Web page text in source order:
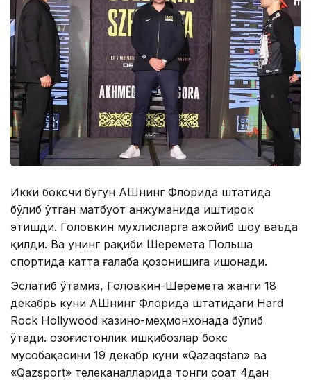
Икки боксчи бугун АҚШнинг Флорида штатида
бўлиб ўтган матбуот анжуманида иштирок
этишди. Головкин мухлисларга ажойиб шоу ваъда
қилди. Ва унинг рақиби Шеремета Польша
спортида катта ғалаба қозонишига ишонади.
Эслатиб ўтамиз, Головкин-Шеремета жанги 18
декабрь куни АҚШнинг Флорида штатидаги Hard
Rock Hollywood казино-меҳмонхонада бўлиб
ўтади. Қозоғистонлик ишқибозлар бокс
мусобақасини 19 декабр куни «Qazaqstan» ва
«Qazsport» телеканалларида тонги соат 4дан